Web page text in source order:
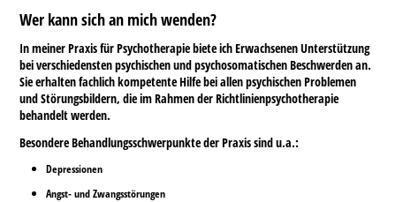
Wer kann sich an mich wenden?
In meiner Praxis für Psychotherapie biete ich Erwachsenen Unterstützung
bei verschiedensten psychischen und psychosomatischen Beschwerden an.
Sie erhalten fachlich kompetente Hilfe bei allen psychischen Problemen
und Störungsbildern, die im Rahmen der Richtlinienpsychotherapie
behandelt werden.
Besondere Behandlungsschwerpunkte der Praxis sind u.a.:
Depressionen
Angst- und Zwangsstörungen